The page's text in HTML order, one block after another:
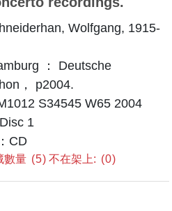
Wolfgang, 1915-
： Deutsche
， p2004.
S34545 W65 2004
1
CD
數量 5 不在架上: 0